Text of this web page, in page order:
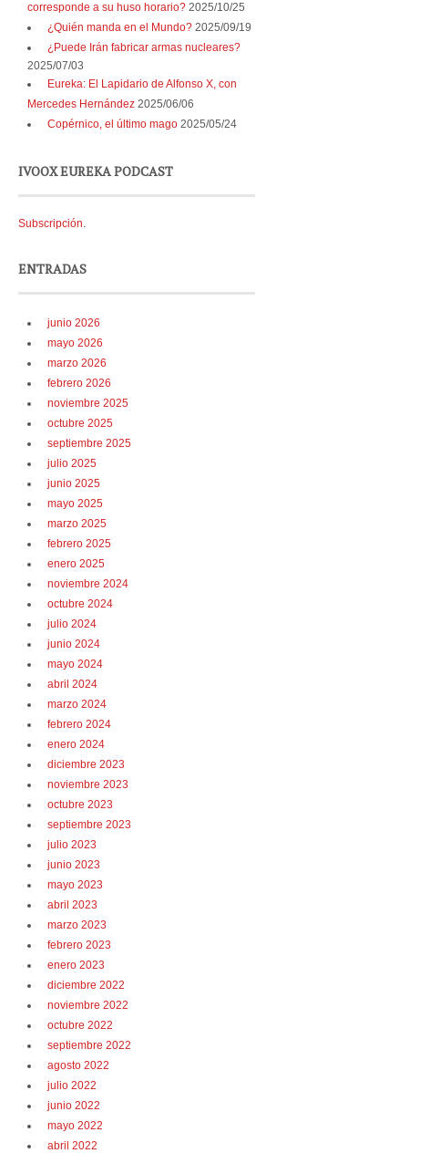
corresponde a su huso horario? 2025/10/25
¿Quién manda en el Mundo? 2025/09/19
¿Puede Irán fabricar armas nucleares?
2025/07/03
Eureka: El Lapidario de Alfonso X, con
Mercedes Hernández 2025/06/06
Copérnico, el último mago 2025/05/24
IVOOX EUREKA PODCAST
Subscripción.
ENTRADAS
junio 2026
mayo 2026
marzo 2026
febrero 2026
noviembre 2025
octubre 2025
septiembre 2025
julio 2025
junio 2025
mayo 2025
marzo 2025
febrero 2025
enero 2025
noviembre 2024
octubre 2024
julio 2024
junio 2024
mayo 2024
abril 2024
marzo 2024
febrero 2024
enero 2024
diciembre 2023
noviembre 2023
octubre 2023
septiembre 2023
julio 2023
junio 2023
mayo 2023
abril 2023
marzo 2023
febrero 2023
enero 2023
diciembre 2022
noviembre 2022
octubre 2022
septiembre 2022
agosto 2022
julio 2022
junio 2022
mayo 2022
abril 2022